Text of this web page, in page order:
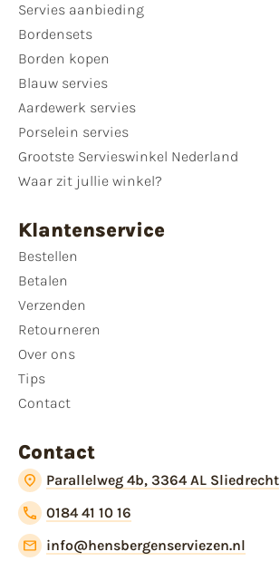
Servies aanbieding
Bordensets
Borden kopen
Blauw servies
Aardewerk servies
Porselein servies
Grootste Servieswinkel Nederland
Waar zit jullie winkel?
Klantenservice
Bestellen
Betalen
Verzenden
Retourneren
Over ons
Tips
Contact
Contact
Parallelweg 4b, 3364 AL Sliedrecht
0184 41 10 16
info@hensbergenserviezen.nl